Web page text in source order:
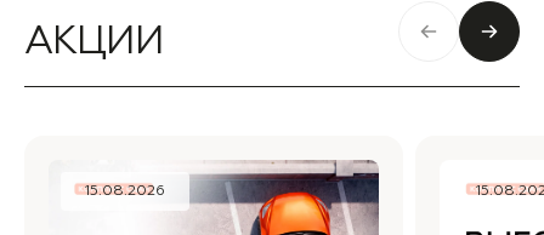
АКЦИИ
15.08.2026